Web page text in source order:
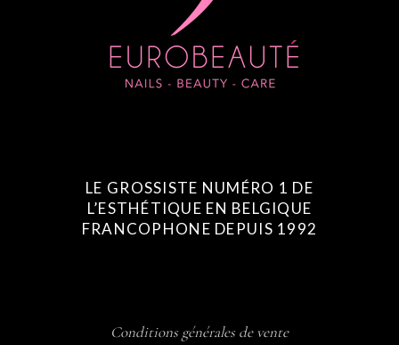
LE GROSSISTE NUMÉRO 1 DE
L’ESTHÉTIQUE EN BELGIQUE
FRANCOPHONE DEPUIS 1992
Conditions générales de vente